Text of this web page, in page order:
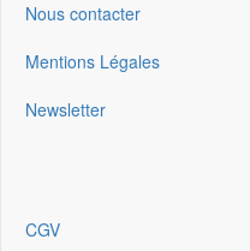
Nous contacter
Mentions Légales
Newsletter
CGV